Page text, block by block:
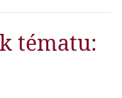
tématu: